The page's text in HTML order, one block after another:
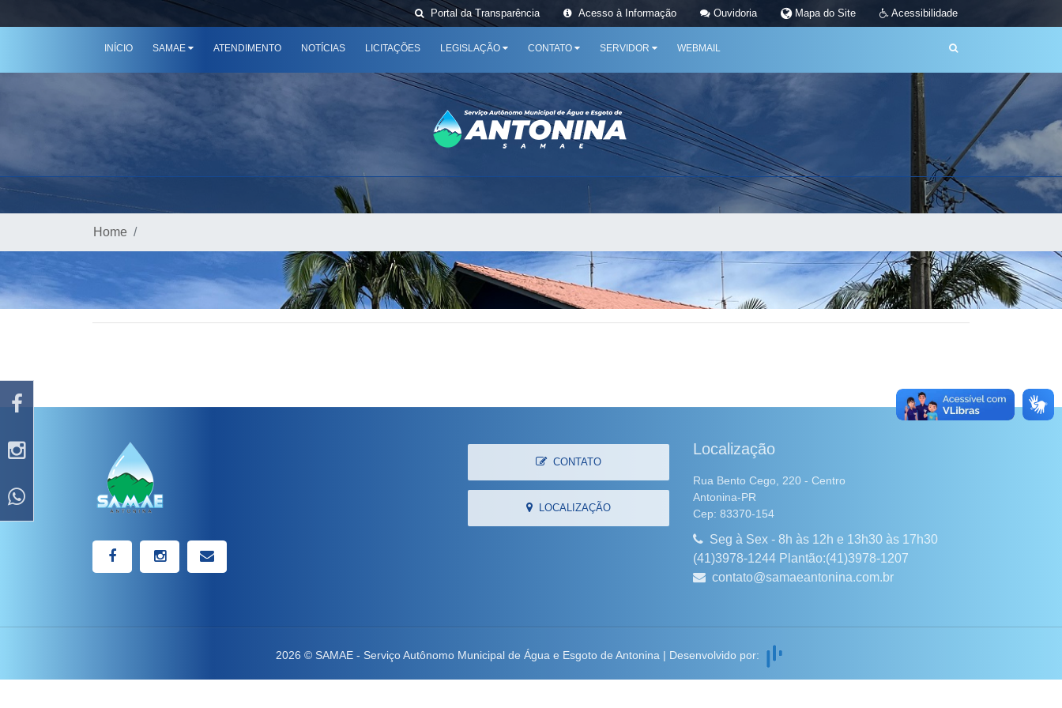
Acessibilidade
Mapa do Site
Ouvidoria
Acesso à Informação
Portal da Transparência
INÍCIO SAMAE ATENDIMENTO NOTÍCIAS LICITAÇÕES LEGISLAÇÃO CONTATO SERVIDOR WEBMAIL
Home
CONTATO
LOCALIZAÇÃO
Localização
Rua Bento Cego, 220 - Centro
Antonina-PR
Cep: 83370-154
Seg à Sex - 8h às 12h e 13h30 às 17h30
(41)3978-1244 Plantão:(41)3978-1207
contato@samaeantonina.com.br
2026 © SAMAE - Serviço Autônomo Municipal de Água e Esgoto de Antonina | Desenvolvido por: